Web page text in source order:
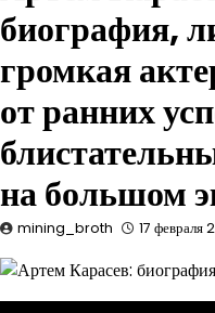
биография,
громкая
от ранних
на большом
mining_broth 17 февраля